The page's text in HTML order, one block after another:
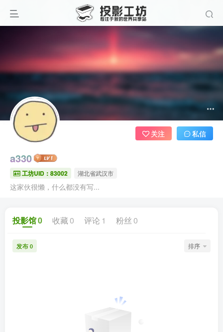
a330
工坊UID：83002 湖北省武汉市
这家伙很懒，什么都没有写...
关注 私信
投影馆0 收藏 0 评论 1 粉丝 0
发布 0 排序